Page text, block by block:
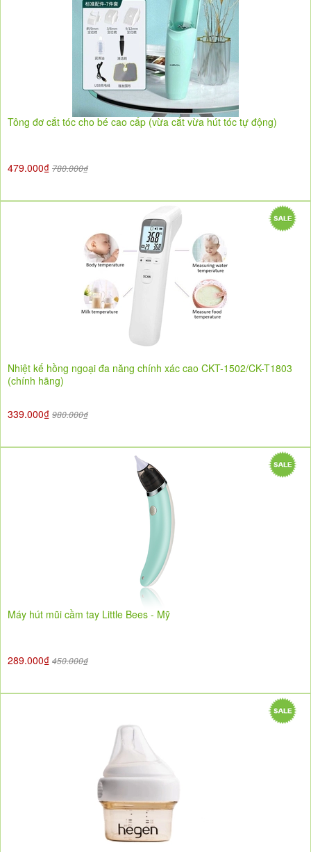
Tông đơ cắt tóc cho bé cao cấp (vừa cắt vừa hút tóc tự động)
479.000₫ 780.000₫
Nhiệt kế hồng ngoại đa năng chính xác cao CKT-1502/CK-T1803
(chính hãng)
339.000₫ 980.000₫
Máy hút mũi cầm tay Little Bees - Mỹ
289.000₫ 450.000₫